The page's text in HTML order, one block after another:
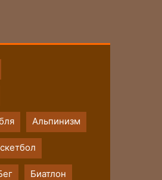
Альпинизм
Биатлон